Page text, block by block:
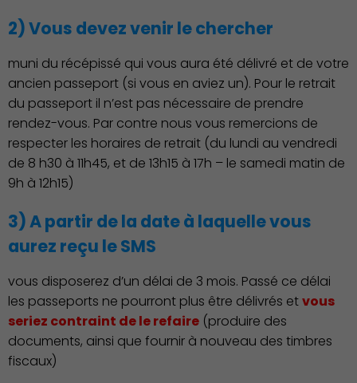
Publication des actes
2) Vous devez venir le chercher
muni du récépissé qui vous aura été délivré et de votre
ancien passeport (si vous en aviez un). Pour le retrait
du passeport il n’est pas nécessaire de prendre
rendez-vous. Par contre nous vous remercions de
respecter les horaires de retrait (du lundi au vendredi
de 8 h30 à 11h45, et de 13h15 à 17h – le samedi matin de
9h à 12h15)
3) A partir de la date à laquelle vous
aurez reçu le SMS
vous disposerez d’un délai de 3 mois. Passé ce délai
les passeports ne pourront plus être délivrés etvous
seriez contraint de le refaire (produire des
documents, ainsi que fournir à nouveau des timbres
fiscaux)